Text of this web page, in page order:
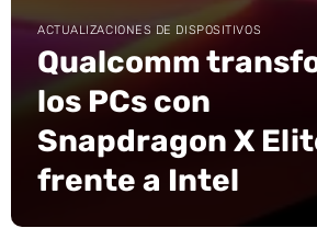
ACTUALIZACIONES DE DISPOSITIVOS
Qualcomm
los PCs con
Snapdragon X
frente a Intel